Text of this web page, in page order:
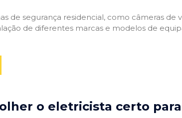
de segurança residencial, como câmeras de
de diferentes marcas e modelos de
o eletricista certo para